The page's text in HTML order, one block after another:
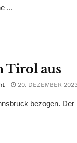
...
Tirol aus
20. DEZEMBER 2023
bezogen.